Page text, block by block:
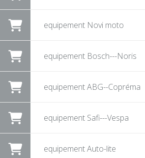
equipement Novi moto
equipement Bosch---Noris
equipement ABG--Copréma
equipement Safi---Vespa
equipement Auto-lite